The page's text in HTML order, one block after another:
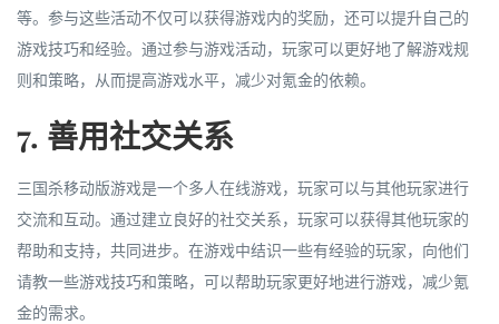
等。参与这些活动不仅可以获得游戏内的奖励，还可以提升自己的
游戏技巧和经验。通过参与游戏活动，玩家可以更好地了解游戏规
则和策略，从而提高游戏水平，减少对氪金的依赖。
7. 善用社交关系
三国杀移动版游戏是一个多人在线游戏，玩家可以与其他玩家进行
交流和互动。通过建立良好的社交关系，玩家可以获得其他玩家的
帮助和支持，共同进步。在游戏中结识一些有经验的玩家，向他们
请教一些游戏技巧和策略，可以帮助玩家更好地进行游戏，减少氪
金的需求。